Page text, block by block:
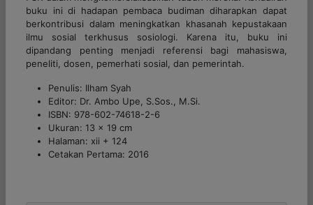
buku ini di hadapan pembaca budiman diharapkan dapat
berkontribusi dalam meningkatkan khasanah kepustakaan
ilmu sosial terkhusus sosiologi. Karena itu, buku ini
dipandang penting menjadi referensi bagi mahasiswa,
peneliti, dosen, pemerhati sosial, dan pemerintah.
Penulis: Ilham Syah
Editor: Dr. Ambo Upe, S.Sos., M.Si.
ISBN: 978-602-74618-2-6
Ukuran: 13 x 19 cm
Halaman: xii + 124
Cetakan Pertama: 2016